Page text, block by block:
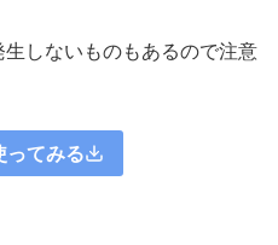
しないものもあるので注意
ってみる